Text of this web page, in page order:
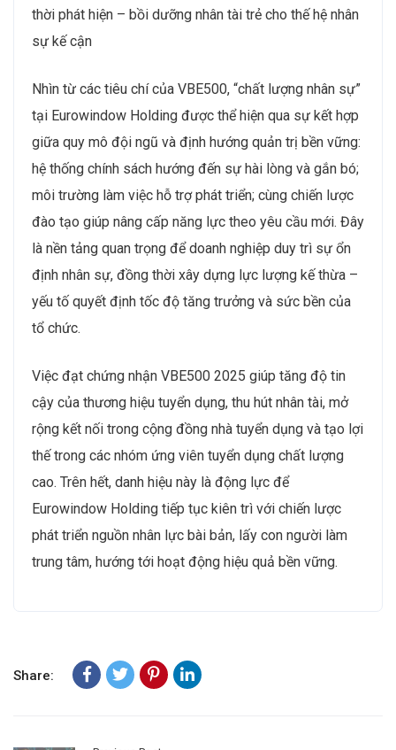
thời phát hiện – bồi dưỡng nhân tài trẻ cho thế hệ nhân
sự kế cận
Nhìn từ các tiêu chí của VBE500, “chất lượng nhân sự”
tại Eurowindow Holding được thể hiện qua sự kết hợp
giữa quy mô đội ngũ và định hướng quản trị bền vững:
hệ thống chính sách hướng đến sự hài lòng và gắn bó;
môi trường làm việc hỗ trợ phát triển; cùng chiến lược
đào tạo giúp nâng cấp năng lực theo yêu cầu mới. Đây
là nền tảng quan trọng để doanh nghiệp duy trì sự ổn
định nhân sự, đồng thời xây dựng lực lượng kế thừa –
yếu tố quyết định tốc độ tăng trưởng và sức bền của
tổ chức.
Việc đạt chứng nhận VBE500 2025 giúp tăng độ tin
cậy của thương hiệu tuyển dụng, thu hút nhân tài, mở
rộng kết nối trong cộng đồng nhà tuyển dụng và tạo lợi
thế trong các nhóm ứng viên tuyển dụng chất lượng
cao. Trên hết, danh hiệu này là động lực để
Eurowindow Holding tiếp tục kiên trì với chiến lược
phát triển nguồn nhân lực bài bản, lấy con người làm
trung tâm, hướng tới hoạt động hiệu quả bền vững.
Share: